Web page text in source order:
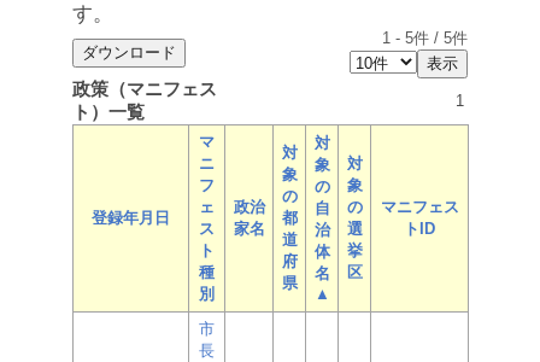
す。
1 - 5件 / 5件
政策（マニフェス
ト）一覧
1
登録年月日
マ
ニ
フ
ェ
ス
ト
種
別
政治
家名
対
象
の
都
道
府
県
対
象
の
自
治
体
名
▲
対
象
の
選
挙
区
マニフェス
トID
市
長